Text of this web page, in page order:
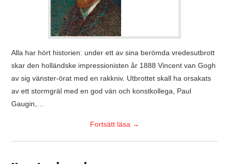
Alla har hört historien: under ett av sina berömda vredesutbrott
skar den holländske impressionisten år 1888 Vincent van Gogh
av sig vänster-örat med en rakkniv. Utbrottet skall ha orsakats
av ett stormgräl med en god vän och konstkollega, Paul
Gaugin,…
Fortsätt läsa →